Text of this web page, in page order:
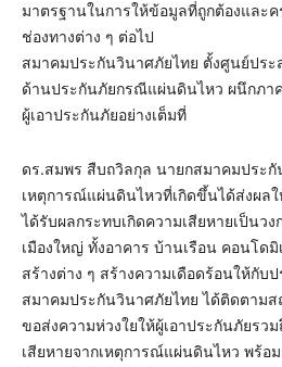
มาตรฐานในการให้ข้อมูลที่ถูกต้องและ
ช่องทางต่าง ๆ ต่อไป
สมาคมประกันวินาศภัยไทย ตั้งศูนย์ปร
ด้านประกันภัยกรณีแผ่นดินไหว ผนึกภา
ผู้เอาประกันภัยอย่างเต็มที่
ดร.สมพร สืบถวิลกุล นายกสมาคมประกั
เหตุการณ์แผ่นดินไหวที่เกิดขึ้นได้ส่งผล
ได้รับผลกระทบเกิดความเสียหายเป็นวง
เมืองใหญ่ ทั้งอาคาร บ้านเรือน คอนโด
สร้างต่าง ๆ สร้างความเดือดร้อนให้กับ
สมาคมประกันวินาศภัยไทย ได้ติดตาม
ขอส่งความห่วงใยให้ผู้เอาประกันภัยรว
เสียหายจากเหตุการณ์แผ่นดินไหว พร้อ